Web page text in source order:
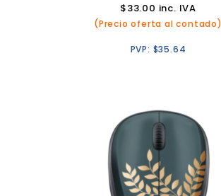
$33.00 inc. IVA
(Precio oferta al contado)
PVP: $35.64